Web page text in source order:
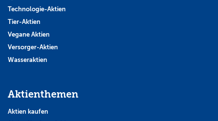
Technologie-Aktien
Tier-Aktien
Vegane Aktien
Versorger-Aktien
Wasseraktien
Aktienthemen
Aktien kaufen